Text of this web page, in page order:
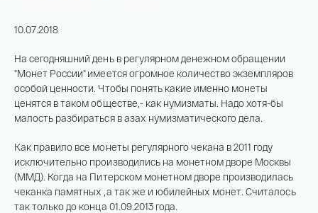
Скидки
Магазин
Контакты
На связи с 9:00 до 18:00 (понедельник – пятница)
8800 50504 76
+7495 78682 78
coins.shop@tsbnk.ru
10.07.2018
На сегодняшний день в регулярном денежном обращении
"Монет России" имеется огромное количество экземпляров
особой ценности. Чтобы понять какие именно монеты
ценятся в таком обществе,- как нумизматы. Надо хотя-бы
малость разбираться в азах нумизматического дела.
Как правило все монеты регулярного чекана в 2011 году
исключительно производились на монетном дворе Москвы
(ММД). Когда на Питерском монетном дворе производилась
чеканка памятных ,а так же и юбилейных монет. Считалось
так только до конца 01.09.2013 года.